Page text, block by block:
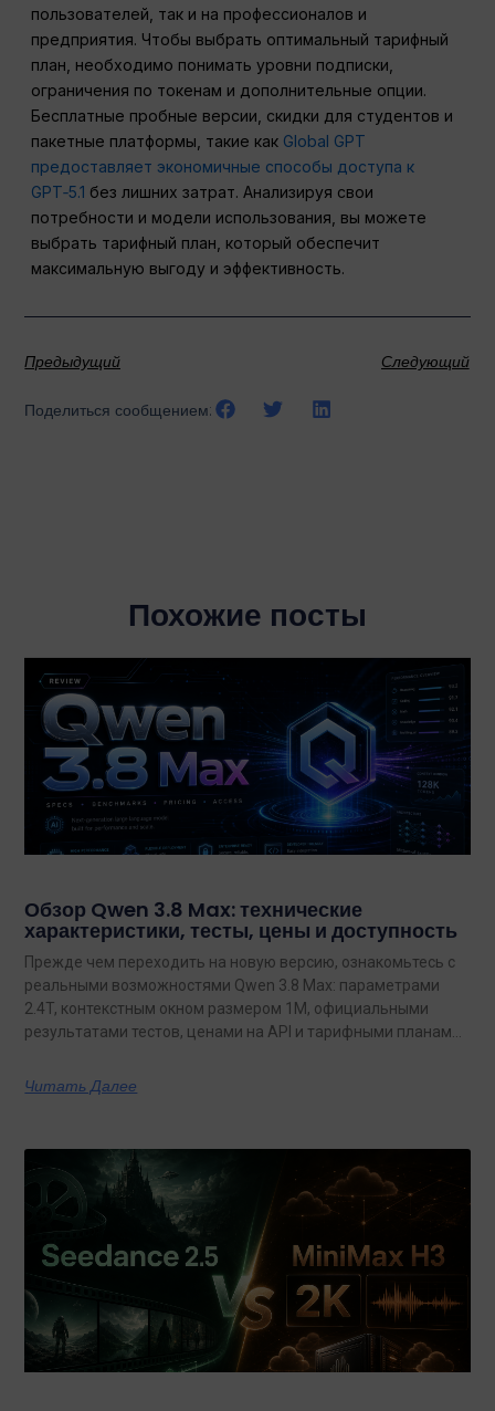
пользователей, так и на профессионалов и
предприятия. Чтобы выбрать оптимальный тарифный
план, необходимо понимать уровни подписки,
ограничения по токенам и дополнительные опции.
Бесплатные пробные версии, скидки для студентов и
пакетные платформы, такие как Global GPT
предоставляет экономичные способы доступа к
GPT‑5.1 без лишних затрат. Анализируя свои
потребности и модели использования, вы можете
выбрать тарифный план, который обеспечит
максимальную выгоду и эффективность.
Предыдущий Следующий
Поделиться сообщением:
Похожие посты
Обзор Qwen 3.8 Max: технические
характеристики, тесты, цены и доступность
Прежде чем переходить на новую версию, ознакомьтесь с
реальными возможностями Qwen 3.8 Max: параметрами
2.4T, контекстным окном размером 1M, официальными
результатами тестов, ценами на API и тарифными планами
Читать Далее